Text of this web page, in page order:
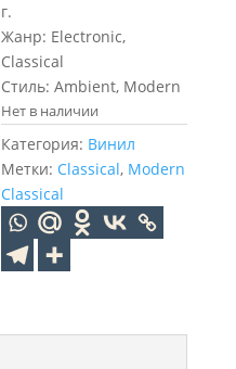
г.
Жанр: Electronic,
Classical
Стиль: Ambient, Modern
Нет в наличии
Категория: Винил
Метки: Classical, Modern
Classical